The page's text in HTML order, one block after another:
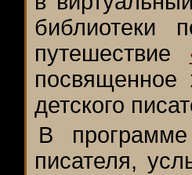
библиотеки
путешествие
посвященное
детского
В
писателя,